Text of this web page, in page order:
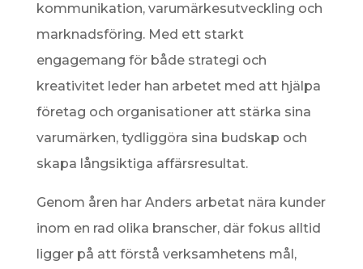
kommunikation, varumärkesutveckling och
marknadsföring. Med ett starkt
engagemang för både strategi och
kreativitet leder han arbetet med att hjälpa
företag och organisationer att stärka sina
varumärken, tydliggöra sina budskap och
skapa långsiktiga affärsresultat.
Genom åren har Anders arbetat nära kunder
inom en rad olika branscher, där fokus alltid
ligger på att förstå verksamhetens mål,